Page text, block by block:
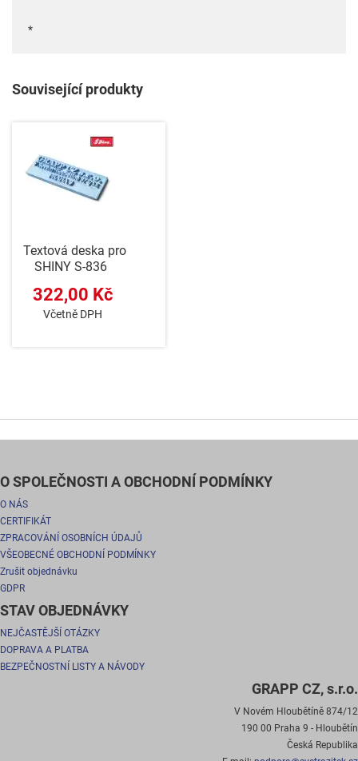
*
Související produkty
Textová deska pro
SHINY S-836
322,00 Kč
Včetně DPH
O SPOLEČNOSTI A OBCHODNÍ PODMÍNKY
O NÁS
CERTIFIKÁT
ZPRACOVÁNÍ OSOBNÍCH ÚDAJŮ
VŠEOBECNÉ OBCHODNÍ PODMÍNKY
Zrušit objednávku
GDPR
STAV OBJEDNÁVKY
NEJČASTĚJŠÍ OTÁZKY
DOPRAVA A PLATBA
BEZPEČNOSTNÍ LISTY A NÁVODY
GRAPP CZ, s.r.o.
V Novém Hloubětíně 874/12
190 00 Praha 9 - Hloubětín
Česká Republika